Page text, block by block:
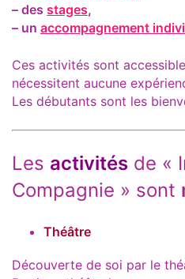
– des stages,
– un accompagnement
Ces activités sont
nécessitent aucune
Les débutants sont les
Les activités de «
Compagnie » sont
Théâtre
Découverte de soi par le